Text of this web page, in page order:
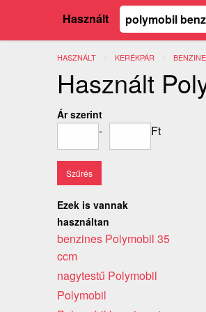
Használt
HASZNÁLT KERÉKPÁR
Használt
Ár szerint
- Ft
Ezek is vannak
használtan
benzines Polymobil 35
ccm
nagytestű Polymobil
Polymobil